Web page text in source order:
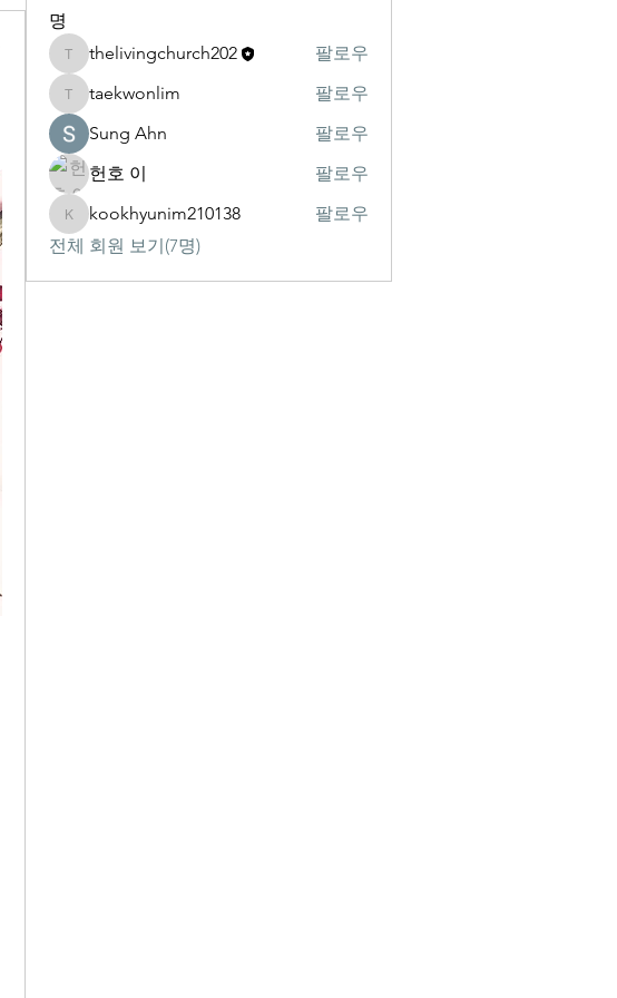
명
thelivingchurch202
thelivingchurch202 팔로우
taekwonlim
taekwonlim
팔로우
Sung Ahn
팔로우
헌호 이
팔로우
kookhyunim210138
kookhyunim210138
팔로우
전체 회원 보기(7명)